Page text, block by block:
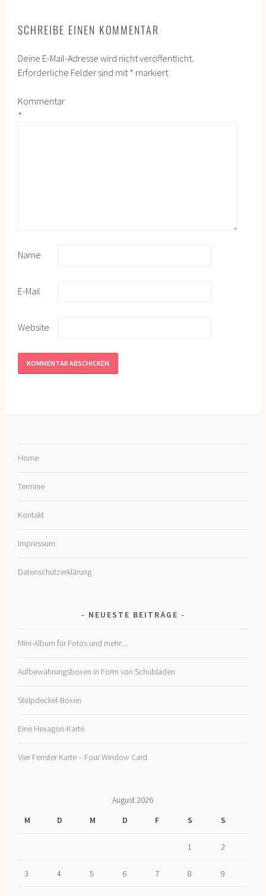
SCHREIBE EINEN KOMMENTAR
Deine E-Mail-Adresse wird nicht veröffentlicht.
Erforderliche Felder sind mit* markiert
Kommentar
*
Name
E-Mail
Website
Home
Termine
Kontakt
Impressum
Datenschutzerklärung
NEUESTE BEITRÄGE
Mini-Album für Fotos und mehr…
Aufbewahrungsboxen in Form von Schubladen
Stülpdeckel-Boxen
Eine Hexagon-Karte
Vier Fenster Karte – Four Window Card
August 2026
M
D M D F S S
1 2
3 4 5 6 7 8 9